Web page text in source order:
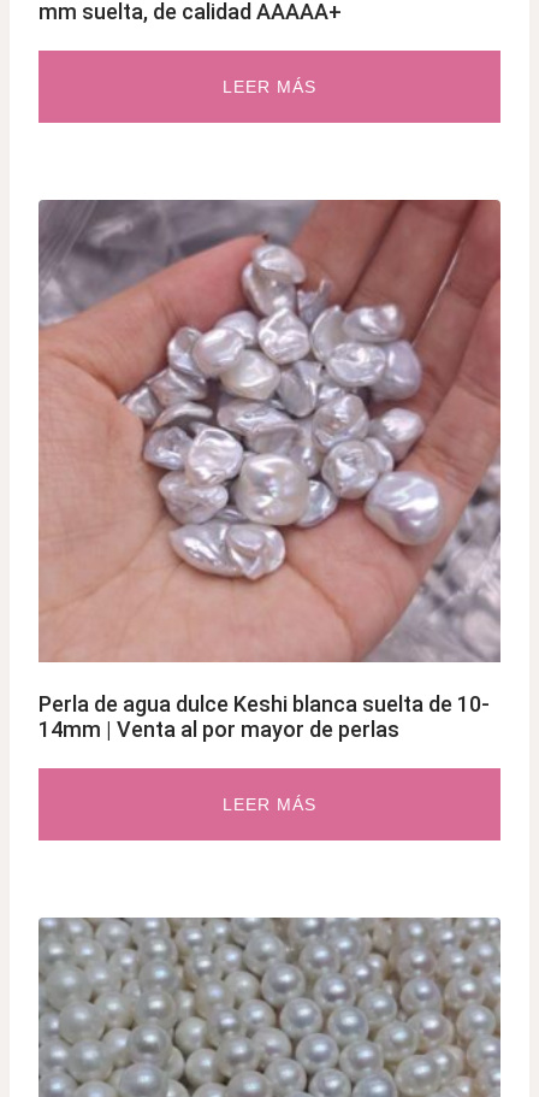
mm suelta, de calidad AAAAA+
LEER MÁS
Perla de agua dulce Keshi blanca suelta de 10-
14mm | Venta al por mayor de perlas
LEER MÁS